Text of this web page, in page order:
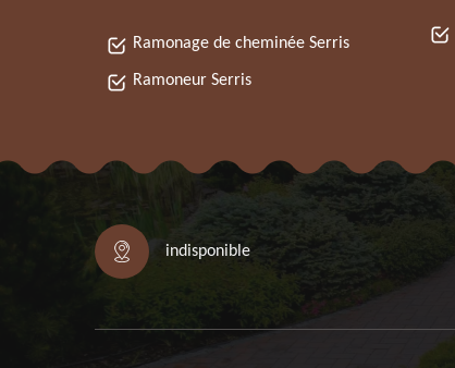
Ramonage de cheminée Serris
Ramoneur Serris
indisponible